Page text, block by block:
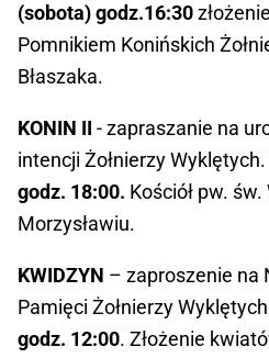
(sobota) godz.16:30
Pomnikiem Konińskich
Błaszaka.
KONIN II - zapraszanie na
intencji Żołnierzy Wyklętych.
godz. 18:00. Kościół pw.
Morzysławiu.
KWIDZYN – zaproszenie na
Pamięci Żołnierzy Wyklętych
godz. 12:00. Złożenie